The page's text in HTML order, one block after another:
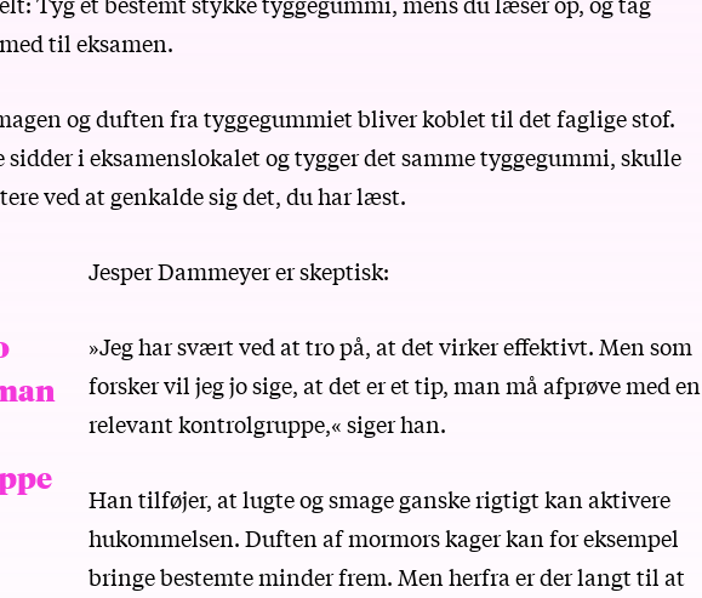
til eksamen.
og duften fra tyggegummiet bliver koblet til det faglige stof.
sidder i eksamenslokalet og tygger det samme tyggegummi, skulle
ved at genkalde sig det, du har læst.
Jesper Dammeyer er skeptisk:
»Jeg har svært ved at tro på, at det virker effektivt. Men som
forsker vil jeg jo sige, at det er et tip, man må afprøve med en
relevant kontrolgruppe,« siger han.
Han tilføjer, at lugte og smage ganske rigtigt kan aktivere
hukommelsen. Duften af mormors kager kan for eksempel
bringe bestemte minder frem. Men herfra er der langt til at